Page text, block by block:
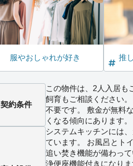
服やおしゃれが好き 推
契約条件
この物件は、2人入居も
飼育もご相談ください
不要です。 敷金が無料
くなる傾向にあります。
システムキッチンには
ています。 お風呂とト
追い焚き機能が備わっ
浄便座機能付きになり